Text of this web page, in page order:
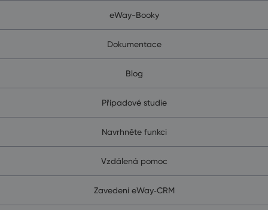
eWay-Booky
Dokumentace
Blog
Případové studie
Navrhněte funkci
Vzdálená pomoc
Zavedení eWay‑CRM